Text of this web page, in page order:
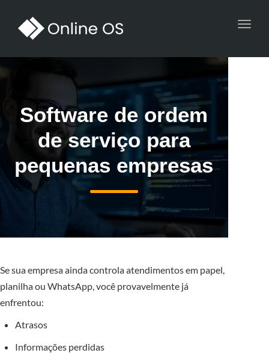
Software de ordem
de serviço para
pequenas empresas
Se sua empresa ainda controla atendimentos em papel,
planilha ou WhatsApp, você provavelmente já
enfrentou:
Atrasos
Informações perdidas